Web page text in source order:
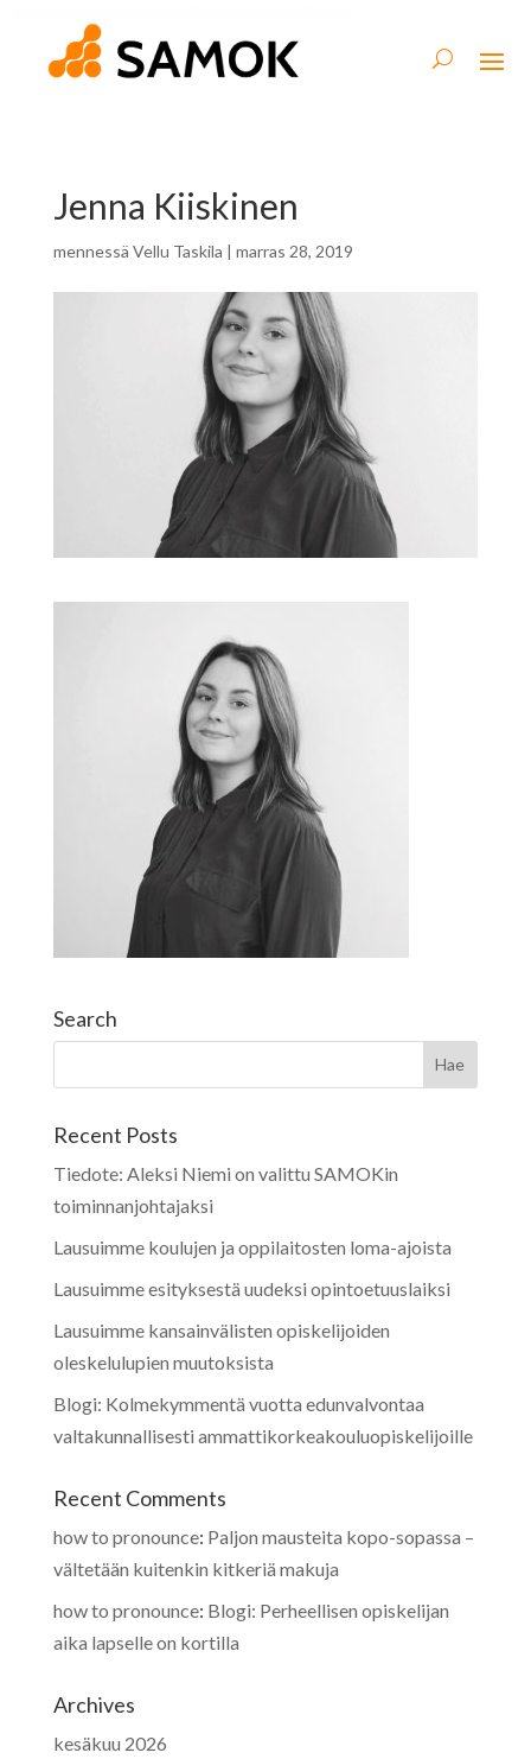
Jenna Kiiskinen
mennessä Vellu Taskila | marras 28, 2019
Search
Recent Posts
Tiedote: Aleksi Niemi on valittu SAMOKin
toiminnanjohtajaksi
Lausuimme koulujen ja oppilaitosten loma-ajoista
Lausuimme esityksestä uudeksi opintoetuuslaiksi
Lausuimme kansainvälisten opiskelijoiden
oleskelulupien muutoksista
Blogi: Kolmekymmentä vuotta edunvalvontaa
valtakunnallisesti ammattikorkeakouluopiskelijoille
Recent Comments
how to pronounce: Paljon mausteita kopo-sopassa –
vältetään kuitenkin kitkeriä makuja
how to pronounce: Blogi: Perheellisen opiskelijan
aika lapselle on kortilla
Archives
kesäkuu 2026